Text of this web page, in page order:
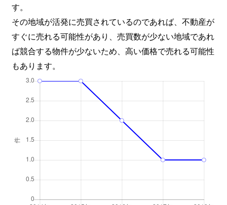
す。
その地域が活発に売買されているのであれば、不動産が
すぐに売れる可能性があり、売買数が少ない地域であれ
ば競合する物件が少ないため、高い価格で売れる可能性
もあります。